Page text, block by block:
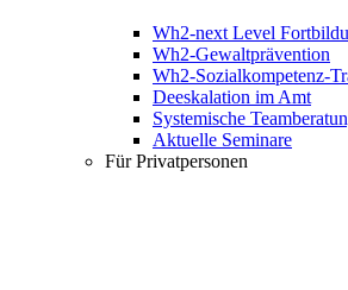
Wh2-next Level
Wh2-Gewaltprävention
Wh2-Sozialkompetenz-
Deeskalation im Amt
Systemische
Aktuelle Seminare
Für Privatpersonen